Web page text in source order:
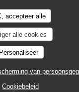
accepteer alle
alle cookies
Personaliseer
van
Cookiebeleid
nieuw venster))